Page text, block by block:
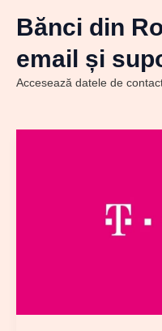
Bănci din
email și
Accesează datele de